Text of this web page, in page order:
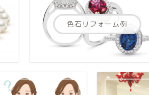
色石リフォーム例